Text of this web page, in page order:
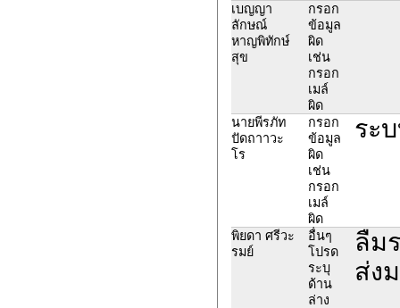
เบญญา
ลักษณ์
หาญพิทักษ์
สุข
กรอก
ข้อมูล
ผิด
เช่น
กรอก
เมล์
ผิด
นายพีรภัท
ปัดถาาวะ
โร
กรอก
ข้อมูล
ผิด
เช่น
กรอก
เมล์
ผิด
ระ
พิยดา ศรีวะ
รมย์
อื่นๆ
โปรด
ระบุ
ด้าน
ล่าง
ลืม
ส่ง